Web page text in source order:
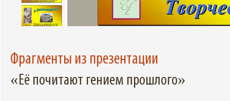
Фрагменты из презентации
«Её почитают гением прошлого»